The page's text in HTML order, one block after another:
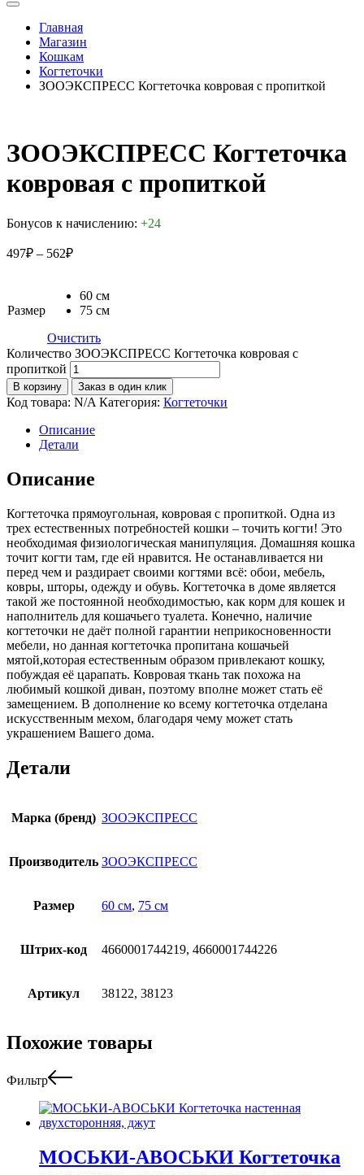
Главная
Магазин
Кошкам
Когтеточки
ЗООЭКСПРЕСС Когтеточка ковровая с пропиткой
ЗООЭКСПРЕСС Когтеточка
ковровая с пропиткой
Бонусов к начислению: +24
497₽ – 562₽
Размер
60 см
75 см
Очистить
Количество ЗООЭКСПРЕСС Когтеточка ковровая с
пропиткой
В корзину Заказ в один клик
Код товара: N/A Категория: Когтеточки
Описание
Детали
Описание
Когтеточка прямоугольная, ковровая с пропиткой. Одна из
трех естественных потребностей кошки – точить когти! Это
необходимая физиологическая манипуляция. Домашняя кошка
точит когти там, где ей нравится. Не останавливается ни
перед чем и раздирает своими когтями всё: обои, мебель,
ковры, шторы, одежду и обувь. Когтеточка в доме является
такой же постоянной необходимостью, как корм для кошек и
наполнитель для кошачьего туалета. Конечно, наличие
когтеточки не даёт полной гарантии неприкосновенности
мебели, но данная когтеточка пропитана кошачьей
мятой,которая естественным образом привлекают кошку,
побуждая её царапать. Ковровая ткань так похожа на
любимый кошкой диван, поэтому вполне может стать её
замещением. В дополнение ко всему когтеточка отделана
искусственным мехом, благодаря чему может стать
украшением Вашего дома.
Детали
Марка (бренд) ЗООЭКСПРЕСС
Производитель ЗООЭКСПРЕСС
Размер 60 см, 75 см
Штрих-код 4660001744219, 4660001744226
Артикул 38122, 38123
Похожие товары
Фильтр
МОСЬКИ-АВОСЬКИ Когтеточка